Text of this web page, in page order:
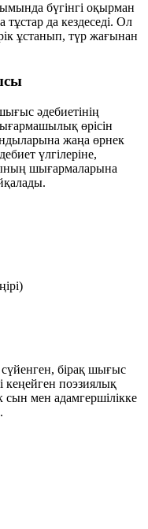
бүгінгі оқырман
тұстар да кездеседі. Ол
ұстанып, түр жағынан
әдебиетінің
өрісін
жаңа өрнек
үлгілеріне,
шығармаларына
бірақ шығыс
кеңейген поэзиялық
сын мен адамгершілікке